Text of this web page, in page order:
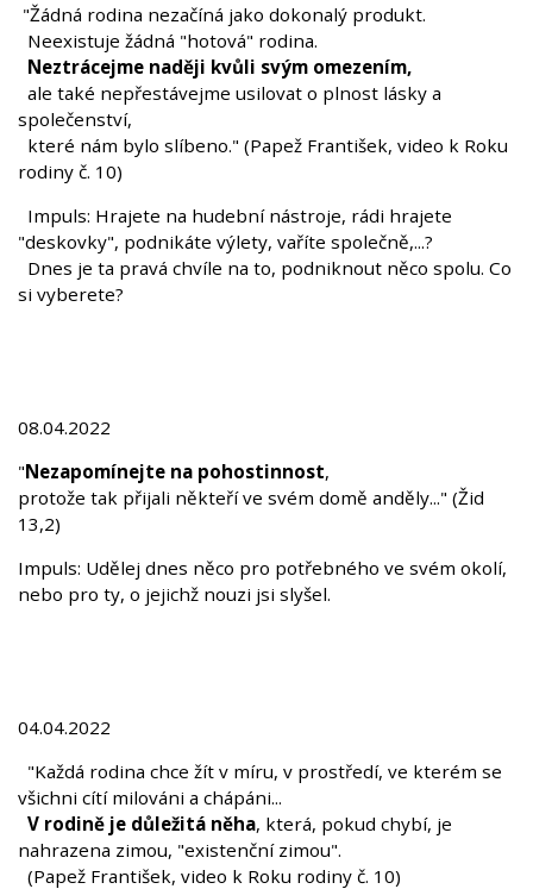
"Žádná rodina nezačíná jako dokonalý produkt.
Neexistuje žádná "hotová" rodina.
Neztrácejme naději kvůli svým omezením,
ale také nepřestávejme usilovat o plnost lásky a
společenství,
které nám bylo slíbeno." (Papež František, video k Roku
rodiny č. 10)
Impuls: Hrajete na hudební nástroje, rádi hrajete
"deskovky", podnikáte výlety, vaříte společně,...?
Dnes je ta pravá chvíle na to, podniknout něco spolu. Co
si vyberete?
08.04.2022
"Nezapomínejte na pohostinnost,
protože tak přijali někteří ve svém domě anděly..." (Žid
13,2)
Impuls: Udělej dnes něco pro potřebného ve svém okolí,
nebo pro ty, o jejichž nouzi jsi slyšel.
04.04.2022
"Každá rodina chce žít v míru, v prostředí, ve kterém se
všichni cítí milováni a chápáni...
V rodině je důležitá něha, která, pokud chybí, je
nahrazena zimou, "existenční zimou".
(Papež František, video k Roku rodiny č. 10)